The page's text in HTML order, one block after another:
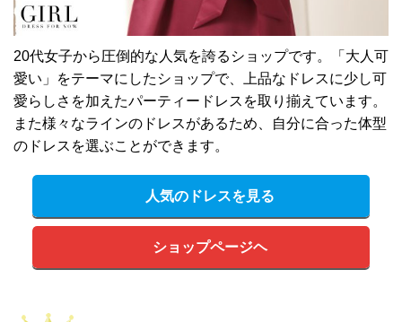
20代女子から圧倒的な人気を誇るショップです。「大人可
愛い」をテーマにしたショップで、上品なドレスに少し可
愛らしさを加えたパーティードレスを取り揃えています。
また様々なラインのドレスがあるため、自分に合った体型
のドレスを選ぶことができます。
人気のドレスを見る
ショップページヘ